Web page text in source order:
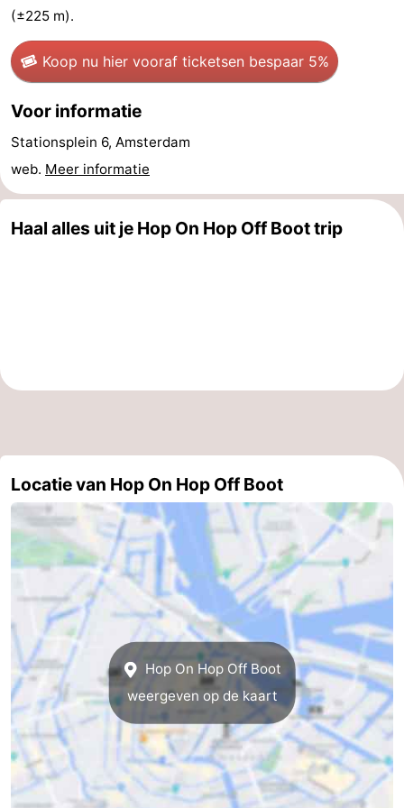
Coffeeshops
Homohoofdstad
Rosse
buurt
Geschiedenis
Diamantstad
Pleinen
-
Holland
Zuid-
Holland
Praktisch
Forum
Reisboekenwinkel
Openbaar
vervoer
Route
Centraal
Station
Schiphol
Eindhoven
-
(±225 m).
Koop nu hier vooraf ticketsen bespaar 5%
Voor informatie
Stationsplein 6, Amsterdam
web. Meer informatie
Haal alles uit je Hop On Hop Off Boot trip
Locatie van Hop On Hop Off Boot
Hop On Hop Off Boot
weergeven op de kaart